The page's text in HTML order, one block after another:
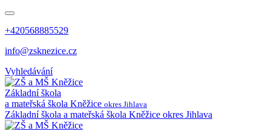
+420568885529
info@zsknezice.cz
Vyhledávání
Základní škola
a mateřská škola Kněžice okres Jihlava
Základní škola a mateřská škola Kněžice okres Jihlava